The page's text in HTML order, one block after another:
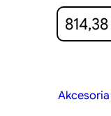
814,38
Akcesoria